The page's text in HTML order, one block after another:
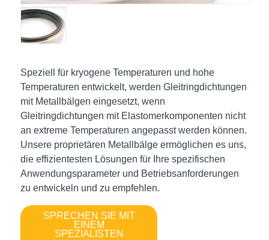
Speziell für kryogene Temperaturen und hohe
Temperaturen entwickelt, werden Gleitringdichtungen
mit Metallbälgen eingesetzt, wenn
Gleitringdichtungen mit Elastomerkomponenten nicht
an extreme Temperaturen angepasst werden können.
Unsere proprietären Metallbälge ermöglichen es uns,
die effizientesten Lösungen für Ihre spezifischen
Anwendungsparameter und Betriebsanforderungen
zu entwickeln und zu empfehlen.
SPRECHEN SIE MIT
EINEM
SPEZIALISTEN